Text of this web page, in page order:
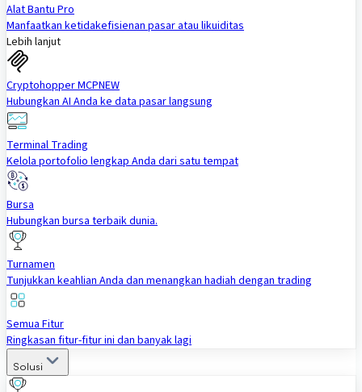
Alat Bantu Pro
Manfaatkan ketidakefisienan pasar atau likuiditas
Lebih lanjut
Cryptohopper MCPNEW
Hubungkan AI Anda ke data pasar langsung
Terminal Trading
Kelola portofolio lengkap Anda dari satu tempat
Bursa
Hubungkan bursa terbaik dunia.
Turnamen
Tunjukkan keahlian Anda dan menangkan hadiah dengan trading
Semua Fitur
Ringkasan fitur-fitur ini dan banyak lagi
Solusi